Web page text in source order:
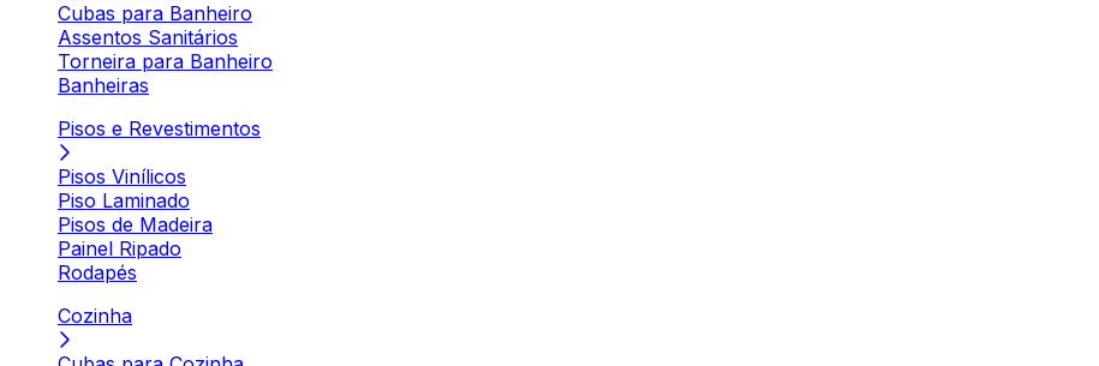
Cubas para Banheiro
Assentos Sanitários
Torneira para Banheiro
Banheiras
Pisos e Revestimentos
Pisos Vinílicos
Piso Laminado
Pisos de Madeira
Painel Ripado
Rodapés
Cozinha